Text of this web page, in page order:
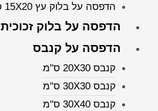
הדפסה על בלוק עץ 15X20 ס”מ
הדפסה על בלוק זכוכית
הדפסה על קנבס
קנבס 20X30 ס"מ
קנבס 30X30 ס"מ
קנבס 30X40 ס"מ